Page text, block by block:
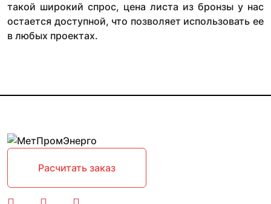
такой широкий спрос, цена листа из бронзы у нас
остается доступной, что позволяет использовать ее
в любых проектах.
Расчитать заказ